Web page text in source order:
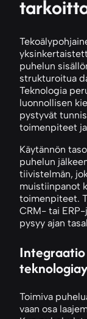
puhelun
strukturoitua
Teknologia
luonnollisen
pystyvät
toimenpiteet
Käytännön
puhelun
tiivistelmän,
muistiinpanot
toimenpiteet.
CRM- tai
pysyy ajan
Integraatio
Toimiva
vaan osa